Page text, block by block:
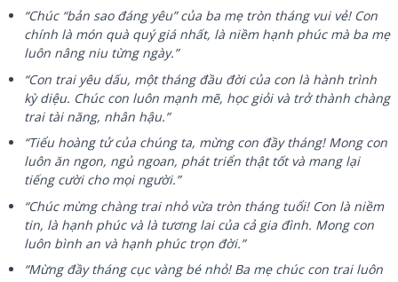
“Chúc “bản sao đáng yêu” của ba mẹ tròn tháng vui vẻ! Con
chính là món quà quý giá nhất, là niềm hạnh phúc mà ba mẹ
luôn nâng niu từng ngày.”
“Con trai yêu dấu, một tháng đầu đời của con là hành trình
kỳ diệu. Chúc con luôn mạnh mẽ, học giỏi và trở thành chàng
trai tài năng, nhân hậu.”
“Tiểu hoàng tử của chúng ta, mừng con đầy tháng! Mong con
luôn ăn ngon, ngủ ngoan, phát triển thật tốt và mang lại
tiếng cười cho mọi người.”
“Chúc mừng chàng trai nhỏ vừa tròn tháng tuổi! Con là niềm
tin, là hạnh phúc và là tương lai của cả gia đình. Mong con
luôn bình an và hạnh phúc trọn đời.”
“Mừng đầy tháng cục vàng bé nhỏ! Ba mẹ chúc con trai luôn